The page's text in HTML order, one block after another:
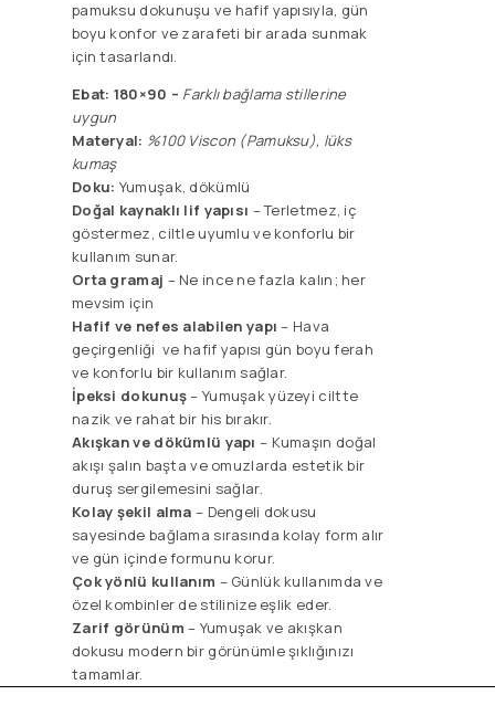
pamuksu dokunuşu ve hafif yapısıyla, gün
boyu konfor ve zarafeti bir arada sunmak
için tasarlandı.
Ebat: 180×90 – Farklı bağlama stillerine
uygun
Materyal: %100 Viscon (Pamuksu), lüks
kumaş
Doku: Yumuşak, dökümlü
Doğal kaynaklı lif yapısı – Terletmez, iç
göstermez, ciltle uyumlu ve konforlu bir
kullanım sunar.
Orta gramaj – Ne ince ne fazla kalın; her
mevsim için
Hafif ve nefes alabilen yapı – Hava
geçirgenliği ve hafif yapısı gün boyu ferah
ve konforlu bir kullanım sağlar.
İpeksi dokunuş– Yumuşak yüzeyi ciltte
nazik ve rahat bir his bırakır.
Akışkan ve dökümlü yapı – Kumaşın doğal
akışı şalın başta ve omuzlarda estetik bir
duruş sergilemesini sağlar.
Kolay şekil alma – Dengeli dokusu
sayesinde bağlama sırasında kolay form alır
ve gün içinde formunu korur.
Çok yönlü kullanım – Günlük kullanımda ve
özel kombinler de stilinize eşlik eder.
Zarif görünüm – Yumuşak ve akışkan
dokusu modern bir görünümle şıklığınızı
tamamlar.